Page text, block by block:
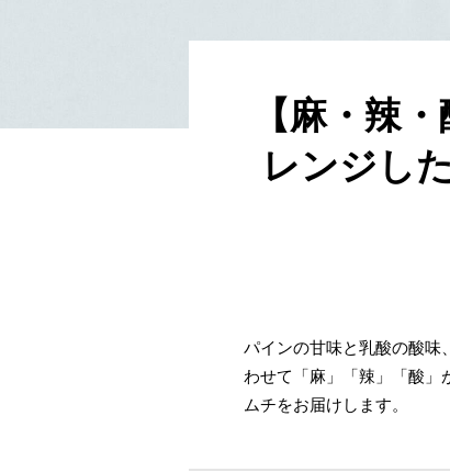
【麻・辣
レンジし
パインの甘味と乳酸の酸
わせて「麻」「辣」「酸」
ムチをお届けします。